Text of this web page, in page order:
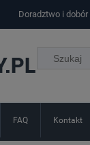
Doradztwo i
FAQ Kontakt